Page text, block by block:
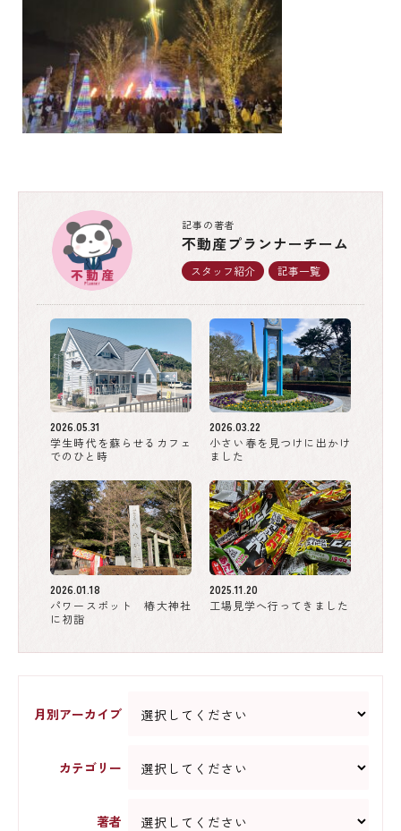
記事の著者
不動産プランナーチーム
スタッフ紹介 記事一覧
2026.05.31
学生時代を蘇らせるカフェ
でのひと時
2026.03.22
小さい春を見つけに出かけ
ました
2026.01.18
パワースポット 椿大神社
に初詣
2025.11.20
工場見学へ行ってきました
月別アーカイブ
カテゴリー
著者